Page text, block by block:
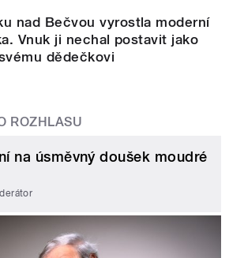
nad Bečvou vyrostla moderní
Vnuk ji nechal postavit jako
dědečkovi
ROZHLASU
na úsměvný doušek moudré